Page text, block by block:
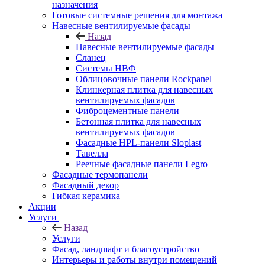
назначения
Готовые системные решения для монтажа
Навесные вентилируемые фасады
Назад
Навесные вентилируемые фасады
Сланец
Системы НВФ
Облицовочные панели Rockpanel
Клинкерная плитка для навесных
вентилируемых фасадов
Фиброцементные панели
Бетонная плитка для навесных
вентилируемых фасадов
Фасадные HPL-панели Sloplast
Тавелла
Реечные фасадные панели Legro
Фасадные термопанели
Фасадный декор
Гибкая керамика
Акции
Услуги
Назад
Услуги
Фасад, ландшафт и благоустройство
Интерьеры и работы внутри помещений